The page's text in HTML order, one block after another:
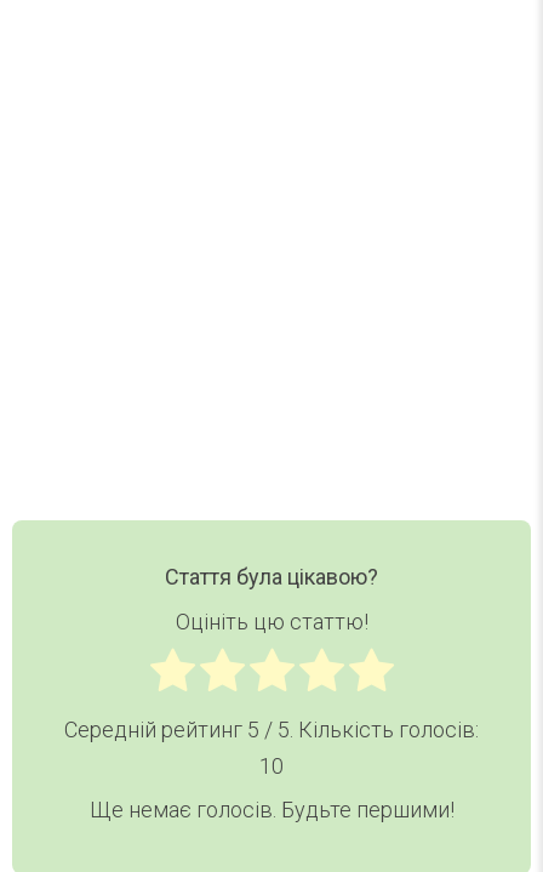
Стаття була цікавою?
Оцініть цю статтю!
Середній рейтинг 5 / 5. Кількість голосів:
10
Ще немає голосів. Будьте першими!